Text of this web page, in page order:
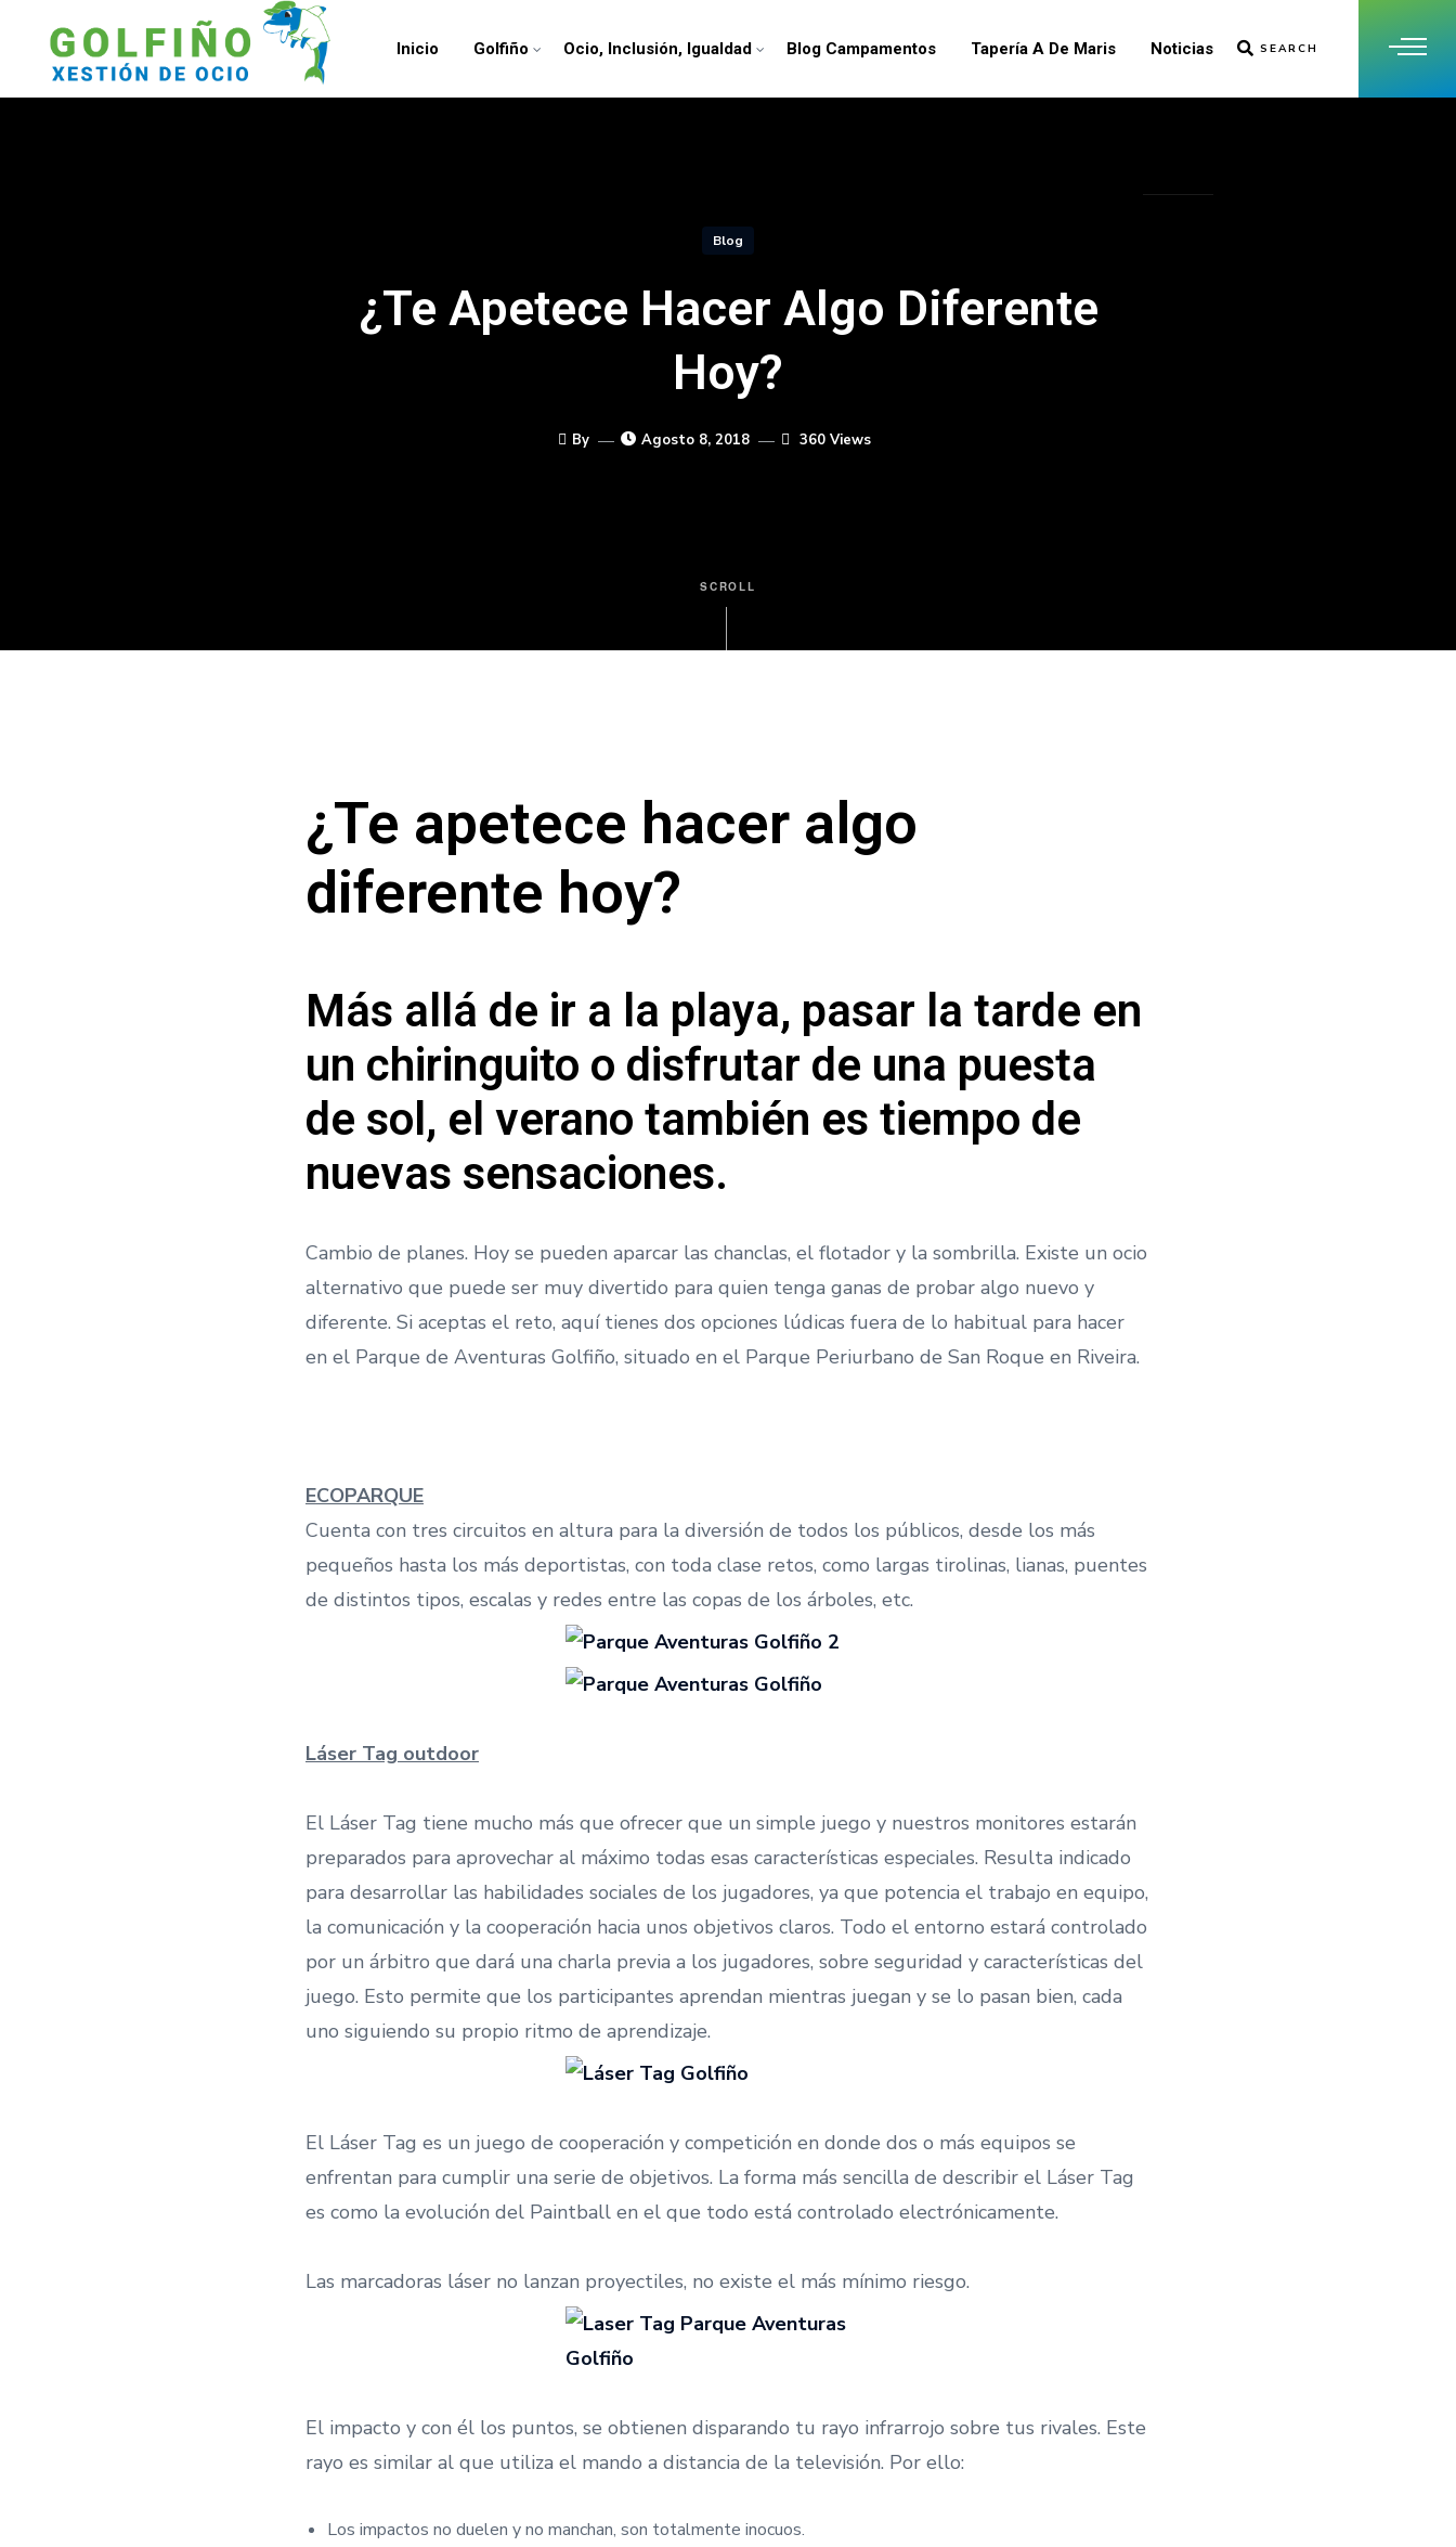
SEARCH
Inicio Golfiño Ocio, Inclusión, Igualdad Blog Campamentos Tapería A De Maris Noticias
Blog
¿Te Apetece Hacer Algo Diferente
Hoy?
By Agosto 8, 2018 360 Views
SCROLL
¿Te apetece hacer algo
diferente hoy?
Más allá de ir a la playa, pasar la tarde en
un chiringuito o disfrutar de una puesta
de sol, el verano también es tiempo de
nuevas sensaciones.
Cambio de planes. Hoy se pueden aparcar las chanclas, el flotador y la sombrilla. Existe un ocio
alternativo que puede ser muy divertido para quien tenga ganas de probar algo nuevo y
diferente. Si aceptas el reto, aquí tienes dos opciones lúdicas fuera de lo habitual para hacer
en el Parque de Aventuras Golfiño, situado en el Parque Periurbano de San Roque en Riveira.
ECOPARQUE
Cuenta con tres circuitos en altura para la diversión de todos los públicos, desde los más
pequeños hasta los más deportistas, con toda clase retos, como largas tirolinas, lianas, puentes
de distintos tipos, escalas y redes entre las copas de los árboles, etc.
Láser Tag outdoor
El Láser Tag tiene mucho más que ofrecer que un simple juego y nuestros monitores estarán
preparados para aprovechar al máximo todas esas características especiales. Resulta indicado
para desarrollar las habilidades sociales de los jugadores, ya que potencia el trabajo en equipo,
la comunicación y la cooperación hacia unos objetivos claros. Todo el entorno estará controlado
por un árbitro que dará una charla previa a los jugadores, sobre seguridad y características del
juego. Esto permite que los participantes aprendan mientras juegan y se lo pasan bien, cada
uno siguiendo su propio ritmo de aprendizaje.
El Láser Tag es un juego de cooperación y competición en donde dos o más equipos se
enfrentan para cumplir una serie de objetivos. La forma más sencilla de describir el Láser Tag
es como la evolución del Paintball en el que todo está controlado electrónicamente.
Las marcadoras láser no lanzan proyectiles, no existe el más mínimo riesgo.
El impacto y con él los puntos, se obtienen disparando tu rayo infrarrojo sobre tus rivales. Este
rayo es similar al que utiliza el mando a distancia de la televisión. Por ello:
Los impactos no duelen y no manchan, son totalmente inocuos.